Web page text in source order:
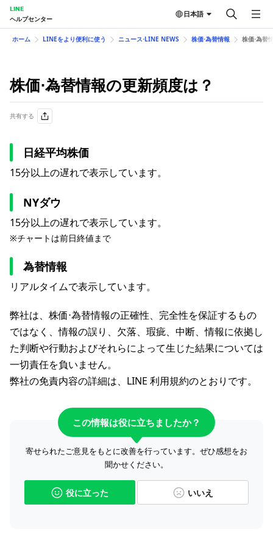
LINE
ヘルプセンター
日本語
ホーム LINEをより便利に使う ニュース⋅LINE NEWS 株価⋅為替情報 株価⋅為替
株価⋅為替情報の更新頻度は？
共有する
日経平均株価
15分以上の遅れで表示しています。
NYダウ
15分以上の遅れで表示しています。
※チャートは前日終値まで
為替情報
リアルタイムで表示しています。
弊社は、株価⋅為替情報の正確性、完全性を保証するもの
ではなく、情報の誤り、欠落、瑕疵、中断、情報に依拠し
た判断や行動およびそれらによって生じた結果については
一切責任を負いません。
弊社の免責内容の詳細は、LINE 利用規約のとおりです。
この情報は役に立ちましたか？
寄せられたご意見をもとに改善を行っています。ぜひ感想をお
聞かせください。
役に立った いいえ